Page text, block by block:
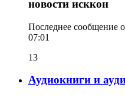
Последнее сообщение
07:01
13
Аудиокниги и